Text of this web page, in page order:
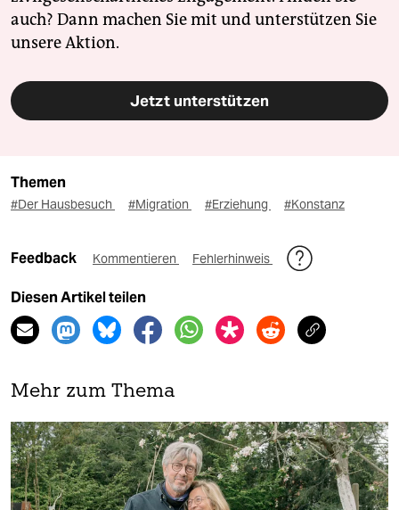
auch? Dann machen Sie mit und unterstützen Sie
unsere Aktion.
Jetzt unterstützen
Themen
#Der Hausbesuch #Migration #Erziehung #Konstanz
Feedback Kommentieren Fehlerhinweis
Diesen Artikel teilen
Mehr zum Thema